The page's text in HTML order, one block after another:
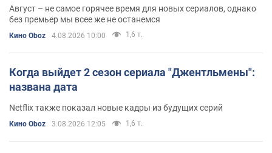
Август – не самое горячее время для новых сериалов, однако
без премьер мы всее же не останемся
Кино Oboz 4.08.2026 10:00 1,6 т.
Когда выйдет 2 сезон сериала "Джентльмены":
названа дата
Netflix также показал новые кадры из будущих серий
Кино Oboz 3.08.2026 12:05 1,6 т.